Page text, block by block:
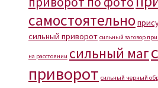
самостоятельно
сильный приворот сильный заговор
на расстоянии сильный маг
приворот сильный черный